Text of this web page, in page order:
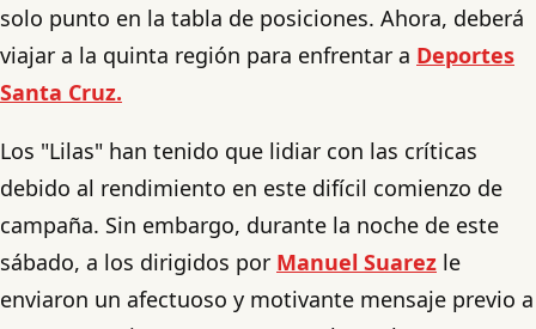
solo punto en la tabla de posiciones. Ahora, deberá
viajar a la quinta región para enfrentar a Deportes
Santa Cruz.
Los "Lilas" han tenido que lidiar con las críticas
debido al rendimiento en este difícil comienzo de
campaña. Sin embargo, durante la noche de este
sábado, a los dirigidos por Manuel Suarez le
enviaron un afectuoso y motivante mensaje previo a